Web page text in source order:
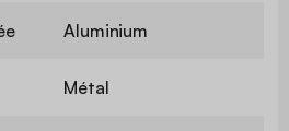
Aluminium
Métal